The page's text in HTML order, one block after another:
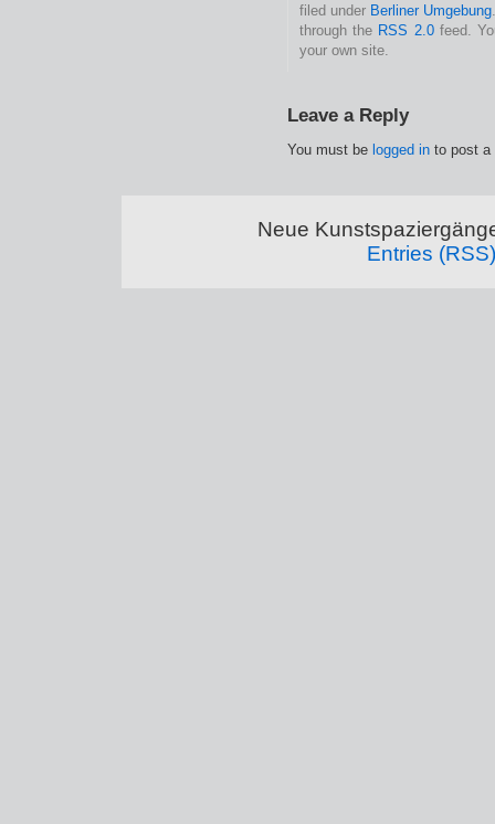
filed under Berliner Umgebung
through the RSS 2.0feed.
your own site.
Leave a Reply
You must be logged in to post a
Neue
Entries (RSS)